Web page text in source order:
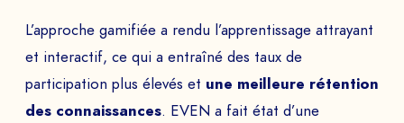
L’approche gamifiée a rendu l’apprentissage attrayant
et interactif, ce qui a entraîné des taux de
participation plus élevés et une meilleure rétention
des connaissances. EVEN a fait état d’une